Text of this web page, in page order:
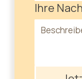
Ihre